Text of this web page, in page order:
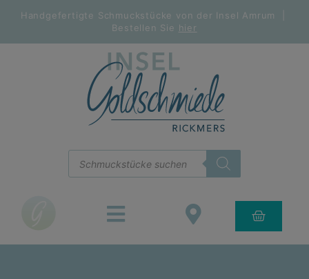
Handgefertigte Schmuckstücke von der Insel Amrum |
Bestellen Sie hier